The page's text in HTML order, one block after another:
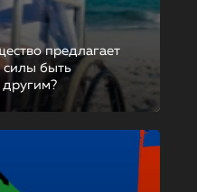
предлагает
силы быть